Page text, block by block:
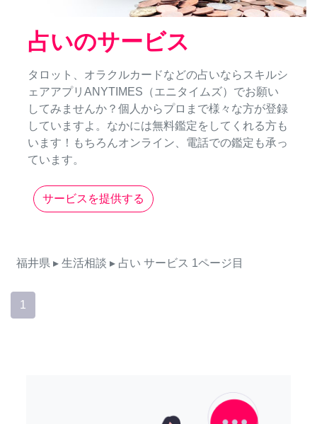
占いのサービス
タロット、オラクルカードなどの占いならスキルシ
ェアアプリANYTIMES（エニタイムズ）でお願い
してみませんか？個人からプロまで様々な方が登録
していますよ。なかには無料鑑定をしてくれる方も
います！もちろんオンライン、電話での鑑定も承っ
ています。
サービスを提供する
福井県 ▸ 生活相談 ▸ 占い サービス 1ページ目
1